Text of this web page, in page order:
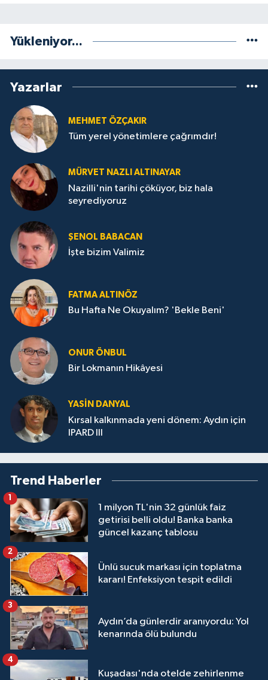
Yükleniyor...
Yazarlar
MEHMET ÖZÇAKIR
Tüm yerel yönetimlere çağrımdır!
MÜRVET NAZLI ALTINAYAR
Nazilli'nin tarihi çöküyor, biz hala
seyrediyoruz
ŞENOL BABACAN
İşte bizim Valimiz
FATMA ALTINÖZ
Bu Hafta Ne Okuyalım? 'Bekle Beni'
ONUR ÖNBUL
Bir Lokmanın Hikâyesi
YASIN DANYAL
Kırsal kalkınmada yeni dönem: Aydın için
IPARD III
Trend Haberler
1 milyon TL'nin 32 günlük faiz
getirisi belli oldu! Banka banka
güncel kazanç tablosu
1
Ünlü sucuk markası için toplatma
kararı! Enfeksiyon tespit edildi
2
Aydın’da günlerdir aranıyordu: Yol
kenarında ölü bulundu
3
Kuşadası'nda otelde zehirlenme
4